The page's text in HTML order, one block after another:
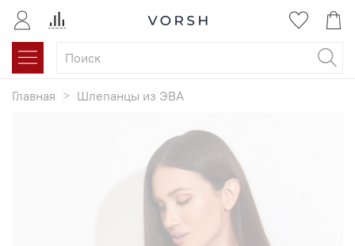
Главная Шлепанцы из ЭВА